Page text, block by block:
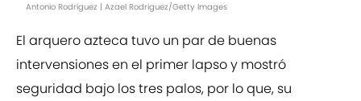
Antonio Rodríguez | Azael Rodriguez/Getty Images
El arquero azteca tuvo un par de buenas
intervensiones en el primer lapso y mostró
seguridad bajo los tres palos, por lo que, su